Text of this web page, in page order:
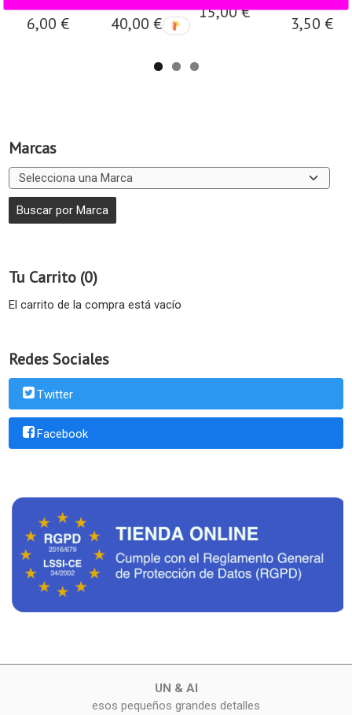
Marcas
Tu Carrito (0)
El carrito de la compra está vacío
Redes Sociales
Twitter
Facebook
6,00 € 40,00 €
15,00 €
3,50 €
UN & AI
esos pequeños grandes detalles